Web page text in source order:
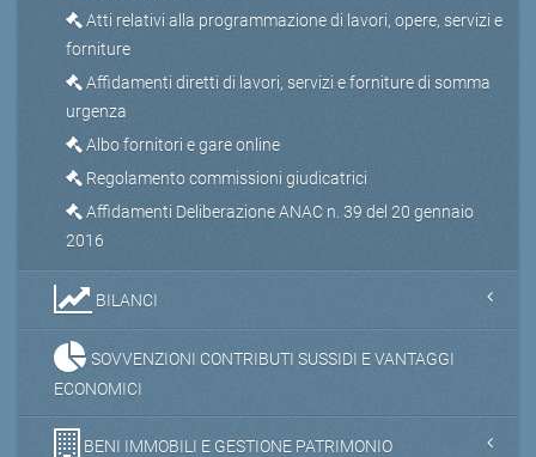
Atti relativi alla programmazione di lavori, opere, servizi e
forniture
Affidamenti diretti di lavori, servizi e forniture di somma
urgenza
Albo fornitori e gare online
Regolamento commissioni giudicatrici
Affidamenti Deliberazione ANAC n. 39 del 20 gennaio
2016
BILANCI
SOVVENZIONI CONTRIBUTI SUSSIDI E VANTAGGI
ECONOMICI
BENI IMMOBILI E GESTIONE PATRIMONIO